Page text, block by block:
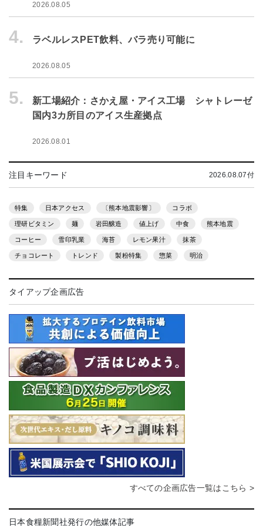
2026.08.05
4. ラベルレスPET飲料、バラ売り可能に
2026.08.05
5.
新工場紹介：さかえ屋・アイス工場 シャトレーゼ
国内3カ所目のアイス生産拠点
2026.08.01
注目キーワード 2026.08.07付
特集 日本アクセス 〔熊本地震影響〕 コラボ
理研ビタミン 麺 岩田醸造 値上げ 中食 熊本地震
コーヒー 雪印乳業 海苔 レモン果汁 抹茶
チョコレート トレンド 製粉特集 惣菜 明治
タイアップ企画広告
すべての企画広告一覧はこちら >
日本食糧新聞社発行の他媒体記事